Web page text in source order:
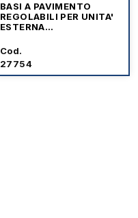
BASI A PAVIMENTO
REGOLABILI PER UNITA'
ESTERNA
Cod.
27754